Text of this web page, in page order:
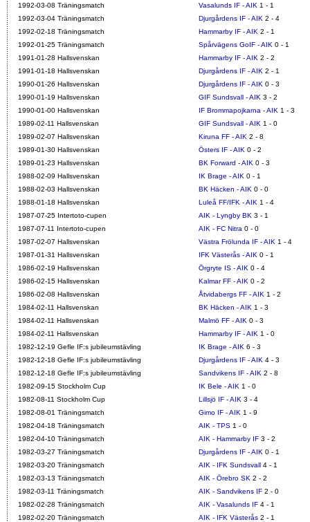
1992-03-08 Träningsmatch
Vasalunds IF - AIK 1 - 1
1992-03-04 Träningsmatch
Djurgårdens IF - AIK 2 - 4
1992-02-18 Träningsmatch
Hammarby IF - AIK 2 - 1
1992-01-25 Träningsmatch
Spårvägens GoIF - AIK 0 - 1
1991-01-28 Hallsvenskan
Hammarby IF - AIK 2 - 2
1991-01-18 Hallsvenskan
Djurgårdens IF - AIK 2 - 1
1990-01-26 Hallsvenskan
Djurgårdens IF - AIK 0 - 3
1990-01-19 Hallsvenskan
GIF Sundsvall - AIK 3 - 2
1990-01-00 Hallsvenskan
IF Brommapojkarna - AIK 1 - 3
1989-02-11 Hallsvenskan
GIF Sundsvall - AIK 1 - 0
1989-02-07 Hallsvenskan
Kiruna FF - AIK 2 - 8
1989-01-30 Hallsvenskan
Östers IF - AIK 0 - 2
1989-01-23 Hallsvenskan
BK Forward - AIK 0 - 3
1988-02-09 Hallsvenskan
IK Brage - AIK 0 - 1
1988-02-03 Hallsvenskan
BK Häcken - AIK 0 - 0
1988-01-18 Hallsvenskan
Luleå FF/IFK - AIK 1 - 4
1987-07-25 Intertoto-cupen
AIK - Lyngby BK 3 - 1
1987-07-11 Intertoto-cupen
AIK - FC Nitra 0 - 0
1987-02-07 Hallsvenskan
Västra Frölunda IF - AIK 1 - 4
1987-01-31 Hallsvenskan
IFK Västerås - AIK 0 - 1
1986-02-19 Hallsvenskan
Örgryte IS - AIK 0 - 4
1986-02-15 Hallsvenskan
Kalmar FF - AIK 0 - 2
1986-02-08 Hallsvenskan
Åtvidabergs FF - AIK 1 - 2
1984-02-11 Hallsvenskan
BK Häcken - AIK 1 - 3
1984-02-11 Hallsvenskan
Malmö FF - AIK 0 - 3
1984-02-11 Hallsvenskan
Hammarby IF - AIK 1 - 0
1982-12-19 Gefle IF:s jubileumstävling
IK Brage - AIK 6 - 3
1982-12-18 Gefle IF:s jubileumstävling
Djurgårdens IF - AIK 4 - 3
1982-12-18 Gefle IF:s jubileumstävling
Sandvikens IF - AIK 2 - 8
1982-09-15 Stockholm Cup
IK Bele - AIK 1 - 0
1982-08-11 Stockholm Cup
Lillsjö IF - AIK 3 - 4
1982-08-01 Träningsmatch
Gimo IF - AIK 1 - 9
1982-04-18 Träningsmatch
AIK - TPS 1 - 0
1982-04-10 Träningsmatch
AIK - Hammarby IF 3 - 2
1982-03-27 Träningsmatch
Djurgårdens IF - AIK 0 - 1
1982-03-20 Träningsmatch
AIK - IFK Sundsvall 4 - 1
1982-03-13 Träningsmatch
AIK - Örebro SK 2 - 2
1982-03-11 Träningsmatch
AIK - Sandvikens IF 2 - 0
1982-02-28 Träningsmatch
AIK - Vasalunds IF 4 - 1
1982-02-20 Träningsmatch
AIK - IFK Västerås 2 - 1